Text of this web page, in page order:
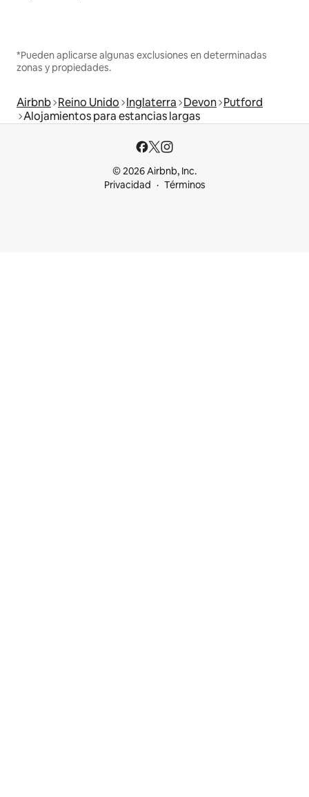
*Pueden aplicarse algunas exclusiones en determinadas
zonas y propiedades.
Airbnb Reino Unido Inglaterra Devon Putford
Alojamientos para estancias largas
© 2026 Airbnb, Inc.
Privacidad
Términos